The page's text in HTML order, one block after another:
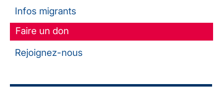
Infos migrants
Faire un don
Rejoignez-nous